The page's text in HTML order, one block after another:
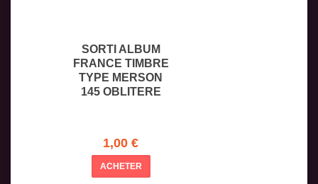
SORTI ALBUM
FRANCE TIMBRE
TYPE MERSON
145 OBLITERE
1,00 €
ACHETER